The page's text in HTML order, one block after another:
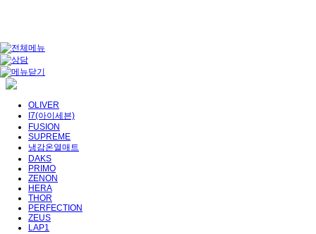
OLIVER
I7(아이세븐)
FUSION
SUPREME
냉감온열매트
DAKS
PRIMO
ZENON
HERA
THOR
PERFECTION
ZEUS
LAP1